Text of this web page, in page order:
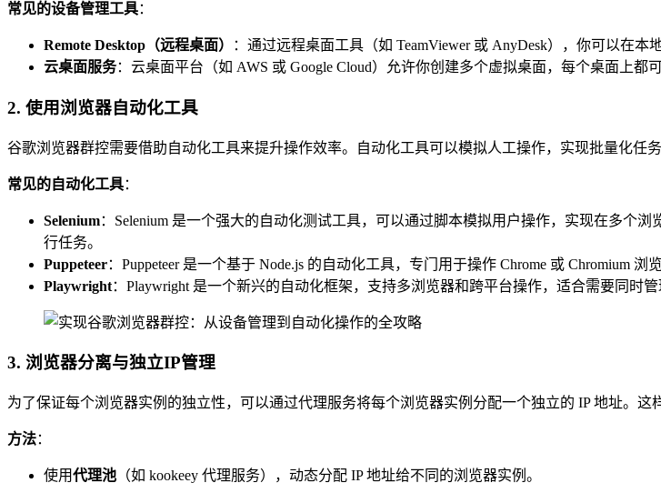
常见的设备管理工具：
Remote Desktop（远程桌面）
：通过远程桌面工具（如 TeamViewer 或 AnyDesk），你可以在本
云桌面服务：云桌面平台（如 AWS 或 Google Cloud）允许你创建多个虚拟桌面，每个桌面上
2. 使用浏览器自动化工具
谷歌浏览器群控需要借助自动化工具来提升操作效率。自动化工具可以模拟人工操作，实现批量化任
常见的自动化工具：
Selenium：Selenium 是一个强大的自动化测试工具，可以通过脚本模拟用户操作，实现在多个
行任务。
Puppeteer：Puppeteer 是一个基于 Node.js 的自动化工具，专门用于操作 Chrome 或 Chromium
Playwright：Playwright 是一个新兴的自动化框架，支持多浏览器和跨平台操作，适合需要同时管
3. 浏览器分离与独立IP管理
为了保证每个浏览器实例的独立性，可以通过代理服务将每个浏览器实例分配一个独立的 IP 地址。
方法：
使用代理池 （如 kookeey 代理服务），动态分配 IP 地址给不同的浏览器实例。